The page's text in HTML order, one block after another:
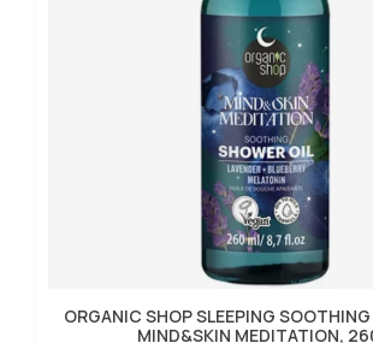
ORGANIC SHOP SLEEPING SOOTHING SHOWER OIL
MIND&SKIN MEDITATION,